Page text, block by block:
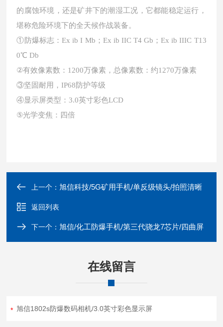
的腐蚀环境，还是矿井下的潮湿工况，它都能稳定运行，
堪称危险环境下的全天候作战装备。
①防爆标志：Ex ib I Mb；Ex ib IIC T4 Gb；Ex ib IIIC T13
0℃ Db
②有效像素数：1200万像素，总像素数：约1270万像素
③坚固耐用，IP68防护等级
④显示屏类型：3.0英寸彩色LCD
⑤光学变焦：四倍
上一个： 旭信科技/5G矿用手机/单反级镜头/拍照清晰
返回列表
下一个： 旭信/化工防爆手机/第三代骁龙7芯片/四曲屏
在线留言